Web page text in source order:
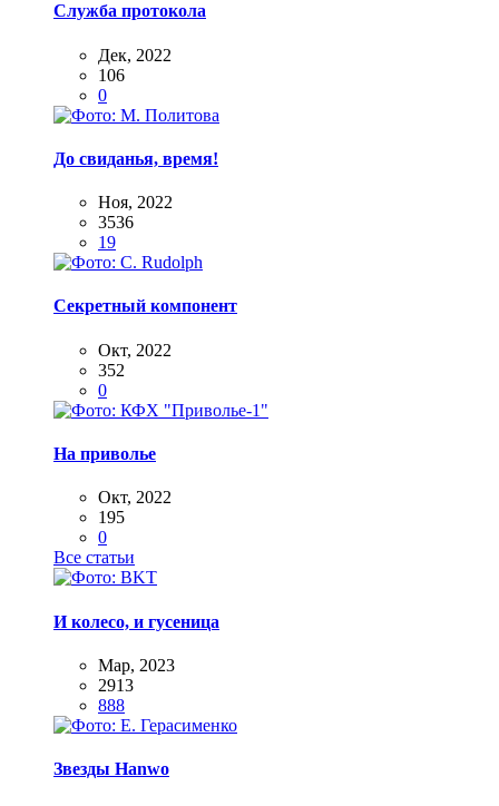
Служба протокола
Дек, 2022
106
0
До свиданья, время!
Ноя, 2022
3536
19
Секретный компонент
Окт, 2022
352
0
На приволье
Окт, 2022
195
0
Все статьи
И колесо, и гусеница
Мар, 2023
2913
888
Звезды Hanwo